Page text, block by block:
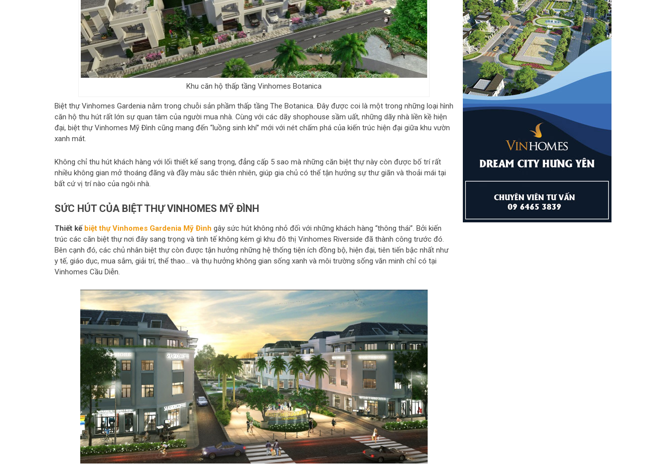
Khu căn hộ thấp tầng Vinhomes Botanica
Biệt thự Vinhomes Gardenia nằm trong chuỗi sản phầm thấp tầng The Botanica. Đây được coi là một trong những loại hình
căn hộ thu hút rất lớn sự quan tâm của người mua nhà. Cùng với các dãy shophouse sầm uất, những dãy nhà liền kề hiện
đại, biệt thự Vinhomes Mỹ Đình cũng mang đến “luồng sinh khí” mới với nét chấm phá của kiến trúc hiện đại giữa khu vườn
xanh mát.
Không chỉ thu hút khách hàng với lối thiết kế sang trọng, đẳng cấp 5 sao mà những căn biệt thự này còn được bố trí rất
nhiều không gian mở thoáng đãng và đầy màu sắc thiên nhiên, giúp gia chủ có thể tận hưởng sự thư giãn và thoải mái tại
bất cứ vị trí nào của ngôi nhà.
SỨC HÚT CỦA BIỆT THỰ VINHOMES MỸ ĐÌNH
Thiết kế biệt thự Vinhomes Gardenia Mỹ Đình gây sức hút không nhỏ đối với những khách hàng “thông thái”. Bởi kiến
trúc các căn biệt thự nơi đây sang trọng và tinh tế không kém gì khu đô thị Vinhomes Riverside đã thành công trước đó.
Bên cạnh đó, các chủ nhân biệt thự còn được tận hưởng những hệ thống tiện ích đồng bộ, hiện đại, tiên tiến bậc nhất như
y tế, giáo dục, mua sắm, giải trí, thể thao… và thụ hưởng không gian sống xanh và môi trường sống văn minh chỉ có tại
Vinhomes Cầu Diễn.